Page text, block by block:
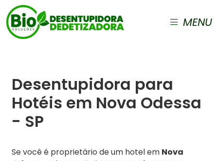
MENU
Desentupidora para
Hotéis em Nova Odessa
- SP
Se você é proprietário de um hotel em Nova